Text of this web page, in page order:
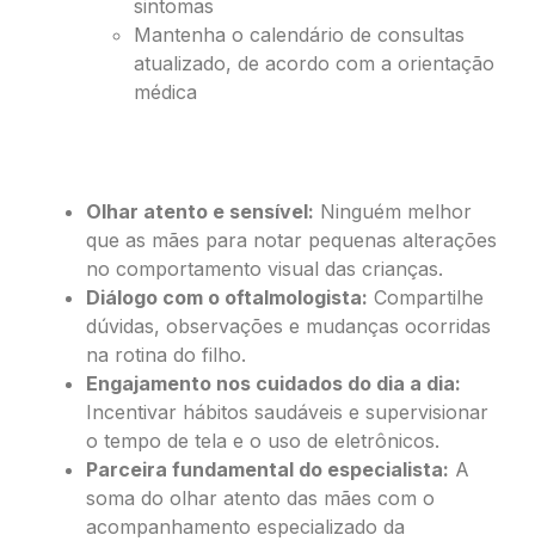
sintomas
Mantenha o calendário de consultas
atualizado, de acordo com a orientação
médica
Olhar atento e sensível: Ninguém melhor
que as mães para notar pequenas alterações
no comportamento visual das crianças.
Diálogo com o oftalmologista: Compartilhe
dúvidas, observações e mudanças ocorridas
na rotina do filho.
Engajamento nos cuidados do dia a dia:
Incentivar hábitos saudáveis e supervisionar
o tempo de tela e o uso de eletrônicos.
Parceira fundamental do especialista: A
soma do olhar atento das mães com o
acompanhamento especializado da